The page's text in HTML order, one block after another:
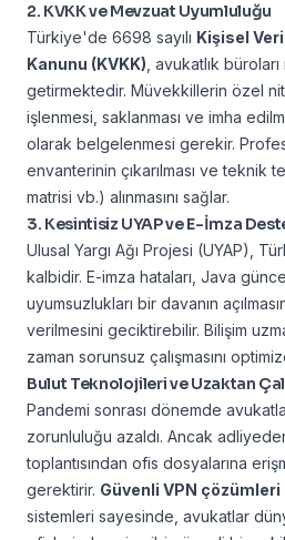
2. KVKK ve Mevzuat Uyumluluğu
Türkiye'de 6698 sayılı Kişisel
Kanunu (KVKK) , avukatlık
getirmektedir. Müvekkillerin özel
işlenmesi, saklanması ve imha
olarak belgelenmesi gerekir.
envanterinin çıkarılması ve teknik
matrisi vb.) alınmasını sağlar.
3. Kesintisiz UYAP ve E-İmza
Ulusal Yargı Ağı Projesi (UYAP),
kalbidir. E-imza hataları, Java
uyumsuzlukları bir davanın
verilmesini geciktirebilir. Bilişim
zaman sorunsuz çalışmasını
Bulut Teknolojileri ve Uzaktan
Pandemi sonrası dönemde
zorunluluğu azaldı. Ancak
toplantısından ofis dosyalarına
gerektirir. Güvenli VPN çözümleri
sistemleri sayesinde, avukatlar